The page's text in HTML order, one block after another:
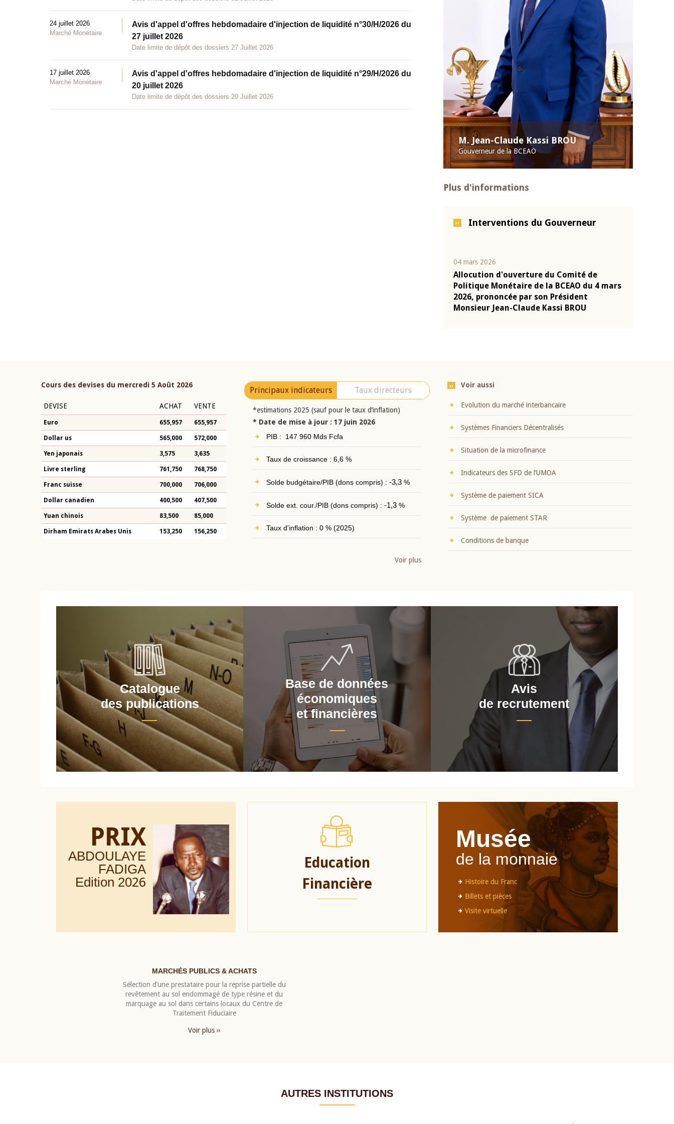
M. Jean-Claude Kassi BROU
Gouverneur de la BCEAO
Plus d'informations
Interventions du Gouverneur
04 mars 2026
Allocution d'ouverture du Comité de
Politique Monétaire de la BCEAO du 4 mars
2026, prononcée par son Président
Monsieur Jean-Claude Kassi BROU
24 juillet 2026
Marché Monétaire
Avis d'appel d'offres hebdomadaire d'injection de liquidité n°30/H/2026 du
27 juillet 2026
Date limite de dépôt des dossiers 27 Juillet 2026
17 juillet 2026
Marché Monétaire
Avis d'appel d'offres hebdomadaire d'injection de liquidité n°29/H/2026 du
20 juillet 2026
Date limite de dépôt des dossiers 20 Juillet 2026
Cours des devises du mercredi 5 Août 2026
DEVISE ACHAT VENTE
Euro 655,957 655,957
Dollar us 565,000 572,000
Yen japonais 3,575 3,635
Livre sterling 761,750 768,750
Franc suisse 700,000 706,000
Dollar canadien 400,500 407,500
Yuan chinois 83,500 85,000
Dirham Emirats Arabes Unis 153,250 156,250
Principaux indicateurs Taux directeurs
*estimations 2025 (sauf pour le taux d’inflation)
* Date de mise à jour : 17 juin 2026
PIB : 147 960 Mds Fcfa
Taux de croissance : 6,6 %
Solde budgétaire/PIB (dons compris) : -3,3%
Solde ext. cour./PIB (dons compris) : -1,3%
Taux d'inflation : 0 % (2025)
Voir plus
Voir aussi
Evolution du marché interbancaire
Systèmes Financiers Décentralisés
Situation de la microfinance
Indicateurs des SFD de l’UMOA
Système de paiement SICA
Système de paiement STAR
Conditions de banque
Catalogue
des publications
Base de données
économiques
et financières
Avis
de recrutement
PRIX
ABDOULAYE
FADIGA
Edition 2026
Education
Financière
Musée
de la monnaie
Histoire du Franc
Billets et pièces
Visite virtuelle
MARCHÉS PUBLICS & ACHATS
Sélection d’une prestataire pour la reprise partielle du
revêtement au sol endommagé de type résine et du
marquage au sol dans certains locaux du Centre de
Traitement Fiduciaire
Voir plus ››
AUTRES INSTITUTIONS